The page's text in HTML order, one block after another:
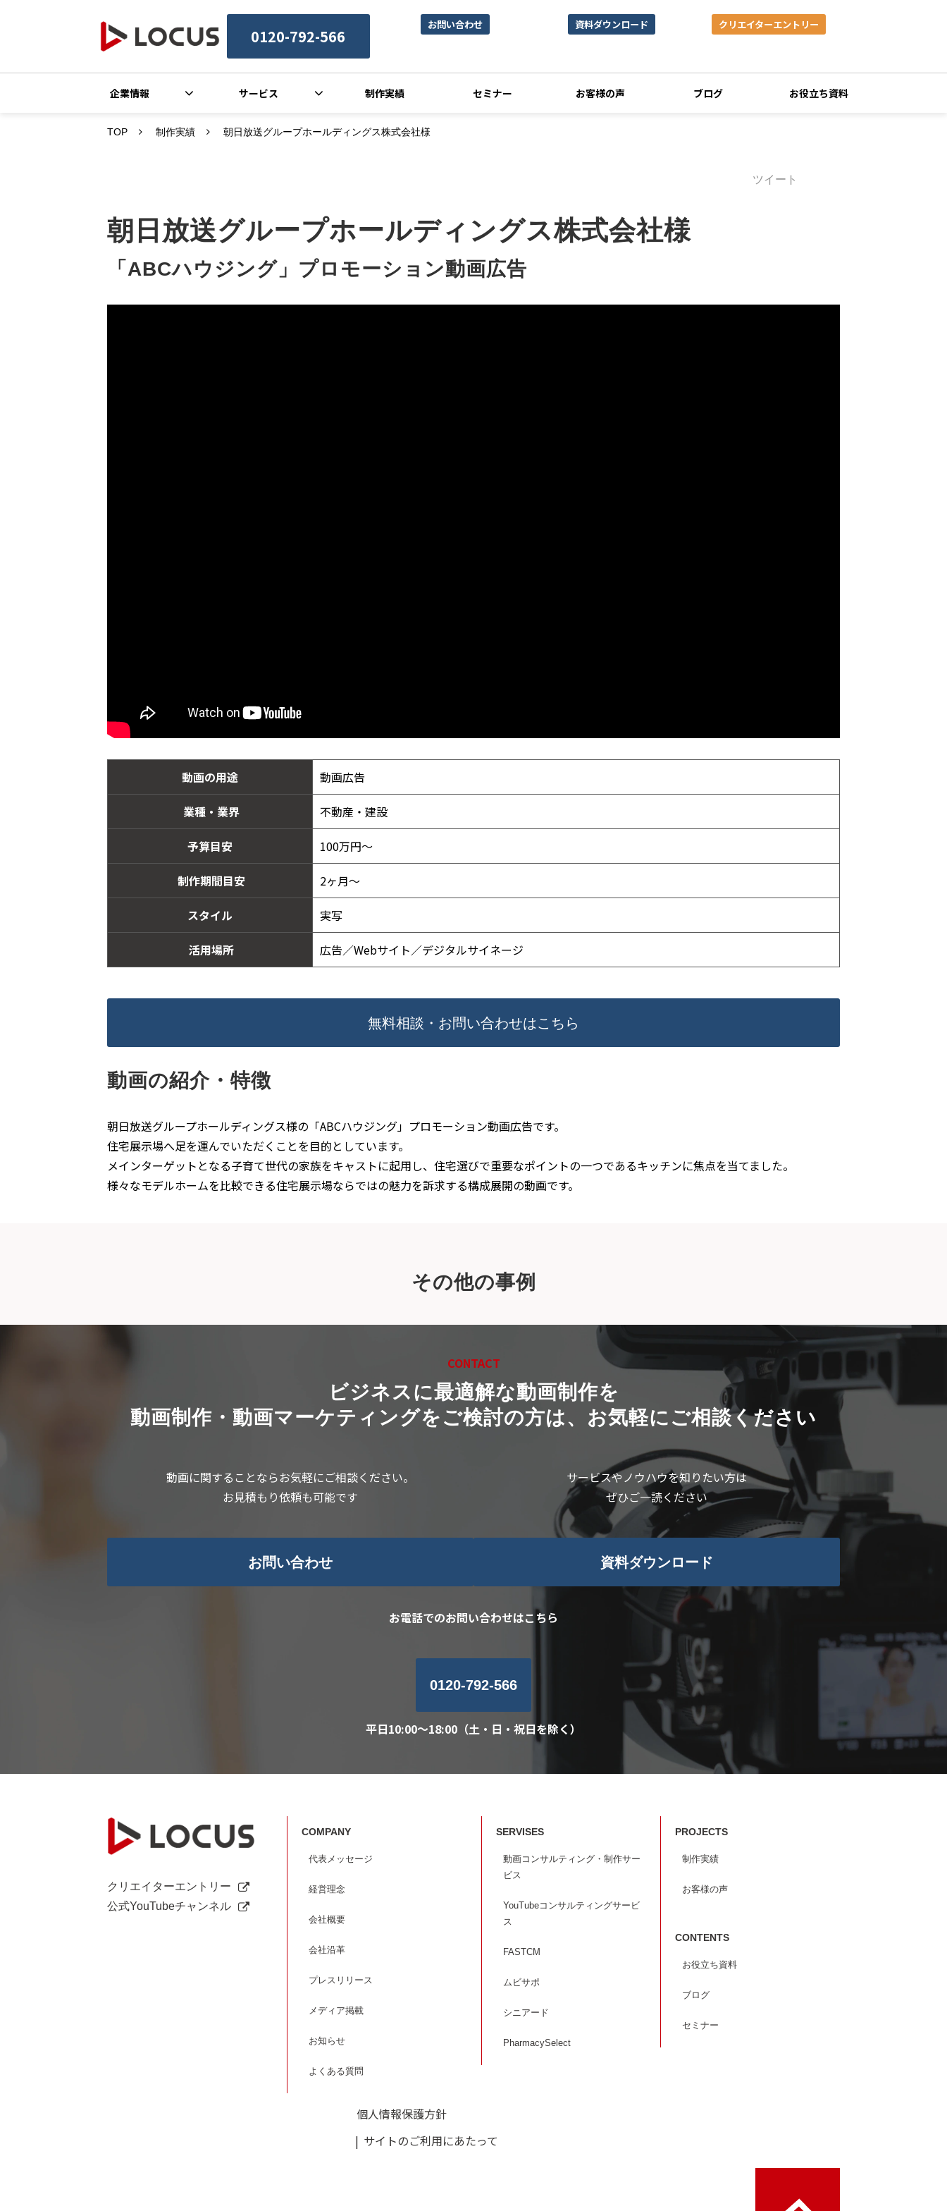
0120-792-566
お問い合わせ 資料ダウンロード クリエイターエントリー
企業情報 サービス 制作実績 セミナー お客様の声 ブログ お役立ち資料
TOP 制作実績 朝日放送グループホールディングス株式会社様
ツイート
朝日放送グループホールディングス株式会社様
「ABCハウジング」プロモーション動画広告
動画の用途 動画広告
業種・業界 不動産・建設
予算目安 100万円～
制作期間目安 2ヶ月～
スタイル 実写
活用場所 広告／Webサイト／デジタルサイネージ
無料相談・お問い合わせはこちら
動画の紹介・特徴
朝日放送グループホールディングス様の「ABCハウジング」プロモーション動画広告です。
住宅展示場へ足を運んでいただくことを目的としています。
メインターゲットとなる子育て世代の家族をキャストに起用し、住宅選びで重要なポイントの一つであるキッチンに焦点を当てました。
様々なモデルホームを比較できる住宅展示場ならではの魅力を訴求する構成展開の動画です。
その他の事例
CONTACT
ビジネスに最適解な動画制作を
動画制作・動画マーケティングをご検討の方は、お気軽にご相談ください
動画に関することならお気軽にご相談ください。
お見積もり依頼も可能です
お問い合わせ
サービスやノウハウを知りたい方は
ぜひご一読ください
資料ダウンロード
お電話でのお問い合わせはこちら
0120-792-566
平日10:00～18:00（土・日・祝日を除く）
クリエイターエントリー
公式YouTubeチャンネル
COMPANY
代表メッセージ
経営理念
会社概要
会社沿革
プレスリリース
メディア掲載
お知らせ
よくある質問
SERVISES
動画コンサルティング・制作サー
ビス
YouTubeコンサルティングサービ
ス
FASTCM
ムビサポ
シニアード
PharmacySelect
PROJECTS
制作実績
お客様の声
CONTENTS
お役立ち資料
ブログ
セミナー
個人情報保護方針
サイトのご利用にあたって